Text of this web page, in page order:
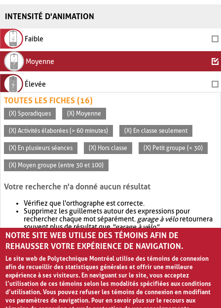
INTENSITÉ D'ANIMATION
Faible
Moyenne
Élevée
TOUTES LES FICHES (16)
(X) Sporadiques (X) Moyenne
(X) Activités élaborées (> 60 minutes) (X) En classe seulement
(X) En plusieurs séances (X) Hors classe (X) Petit groupe (< 30)
(X) Moyen groupe (entre 30 et 100)
Votre recherche n'a donné aucun résultat
Vérifiez que l'orthographe est correcte.
Supprimez les guillemets autour des expressions pour
rechercher chaque mot séparément. garage à véloretournera
souvent plus de résultat que"garage à vélo".
Envisagez d'élargir votre recherche avec OR.garage OR vélo
retournera souvent plus de résultat quegarage à vélo
NOTRE SITE WEB UTILISE DES TÉMOINS AFIN DE
REHAUSSER VOTRE EXPÉRIENCE DE NAVIGATION.
Le site web de Polytechnique Montréal utilise des témoins de connexion
afin de recueillir des statistiques générales et offrir une meilleure
expérience à ses visiteurs. En naviguant sur le site, vous acceptez
l’utilisation de ces témoins selon les modalités spécifiées aux conditions
d’utilisation. Vous pouvez refuser les témoins de connexion en modifiant
vos paramètres de navigation. Pour en savoir plus sur le recours aux